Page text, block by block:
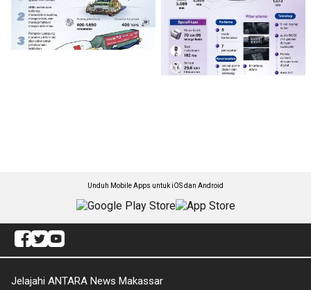
Unduh Mobile Apps untuk iOS dan Android
Jelajahi ANTARA News Makassar